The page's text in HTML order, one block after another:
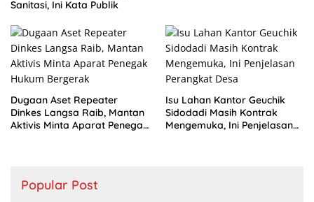
Sanitasi, Ini Kata Publik
Dugaan Aset Repeater
Dinkes Langsa Raib, Mantan
Aktivis Minta Aparat Penegak
Isu Lahan Kantor Geuchik
Sidodadi Masih Kontrak
Mengemuka, Ini Penjelasan
Popular Post